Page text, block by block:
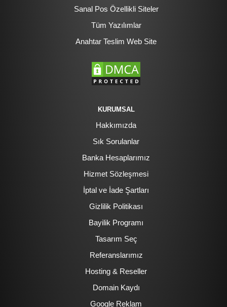
Sanal Pos Özellikli Siteler
Tüm Yazılımlar
Anahtar Teslim Web Site
KURUMSAL
Hakkımızda
Sık Sorulanlar
Banka Hesaplarımız
Hizmet Sözleşmesi
İptal ve İade Şartları
Gizlilik Politikası
Bayilik Programı
Tasarım Seç
Referanslarımız
Hosting & Reseller
Domain Kaydı
Google Reklam